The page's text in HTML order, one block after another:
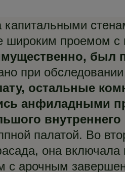
капитальными
широким проемом
был
при обследовании
остальные
анфиладными
внутреннего
палатой. Во
она
арочным